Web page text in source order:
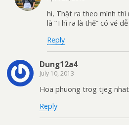
hi, Thật ra theo mình thì
là “Thì ra là thế” có vẻ
Reply
Dung12a4
July 10, 2013
Hoa phuong trog tjeg
Reply